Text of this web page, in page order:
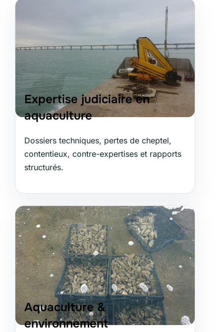
Expertise judiciaire en
aquaculture
Dossiers techniques, pertes de cheptel,
contentieux, contre-expertises et rapports
structurés.
Aquaculture &
environnement